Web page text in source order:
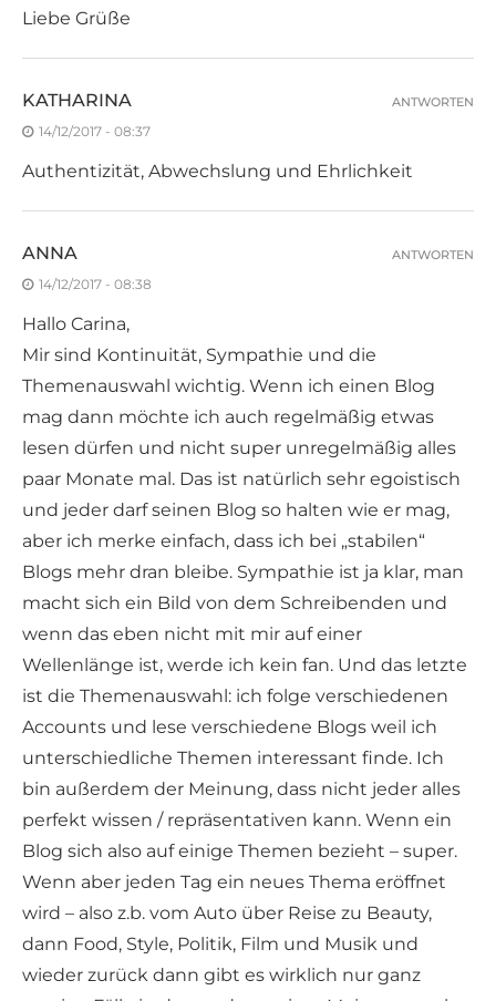
Liebe Grüße
KATHARINA
14/12/2017 - 08:37
Authentizität, Abwechslung und Ehrlichkeit
ANTWORTEN
ANNA
14/12/2017 - 08:38
Hallo Carina,
Mir sind Kontinuität, Sympathie und die
Themenauswahl wichtig. Wenn ich einen Blog
mag dann möchte ich auch regelmäßig etwas
lesen dürfen und nicht super unregelmäßig alles
paar Monate mal. Das ist natürlich sehr egoistisch
und jeder darf seinen Blog so halten wie er mag,
aber ich merke einfach, dass ich bei „stabilen“
Blogs mehr dran bleibe. Sympathie ist ja klar, man
macht sich ein Bild von dem Schreibenden und
wenn das eben nicht mit mir auf einer
Wellenlänge ist, werde ich kein fan. Und das letzte
ist die Themenauswahl: ich folge verschiedenen
Accounts und lese verschiedene Blogs weil ich
unterschiedliche Themen interessant finde. Ich
bin außerdem der Meinung, dass nicht jeder alles
perfekt wissen / repräsentativen kann. Wenn ein
Blog sich also auf einige Themen bezieht – super.
Wenn aber jeden Tag ein neues Thema eröffnet
wird – also z.b. vom Auto über Reise zu Beauty,
dann Food, Style, Politik, Film und Musik und
wieder zurück dann gibt es wirklich nur ganz
ANTWORTEN